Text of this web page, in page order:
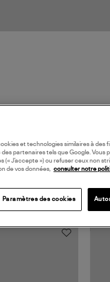
et technologies similaires à
partenaires tels que Google. Vous
(« J’accepte ») ou refuser ceux non
de vos données,
consulter notre
Paramètres des cookies